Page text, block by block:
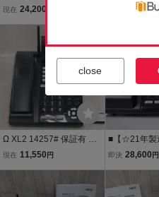
Aspire UX/WX カールコー
現在 24,200
4BT-
ォン★保証
料無料
6,800円
Ω XL2 14257# 保証有 キ
レイ NEC【 DTZ-24BT-3
電池付 領収書発行可能
現在 11,550 円
■【☆21年
C Aspire
即決 28,600 円
close